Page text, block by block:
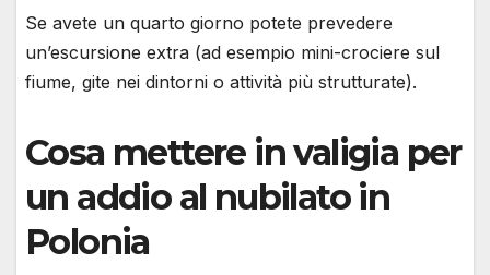
Se avete un quarto giorno potete prevedere
un’escursione extra (ad esempio mini-crociere sul
fiume, gite nei dintorni o attività più strutturate).
Cosa mettere in valigia per
un addio al nubilato in
Polonia